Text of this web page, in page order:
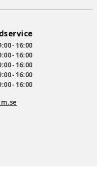
- 16:00
- 16:00
- 16:00
- 16:00
- 16:00